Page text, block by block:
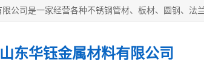
山东华钰金属材料有限公司